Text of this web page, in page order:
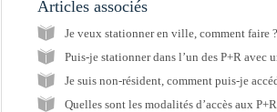
Articles associés
Je veux stationner en ville, comment faire ?
Puis-je stationner dans l’un des P+R avec
Je suis non-résident, comment puis-je
Quelles sont les modalités d’accès aux